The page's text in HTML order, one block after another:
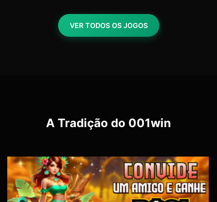
VER TODOS OS JOGOS
A Tradição do 001win